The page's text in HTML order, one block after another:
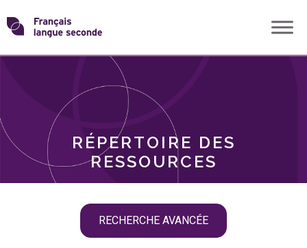
Skip
toTransformons
langue
RÉPERTOIRE DES
RESSOURCES
RECHERCHE AVANCÉE
THÈMES